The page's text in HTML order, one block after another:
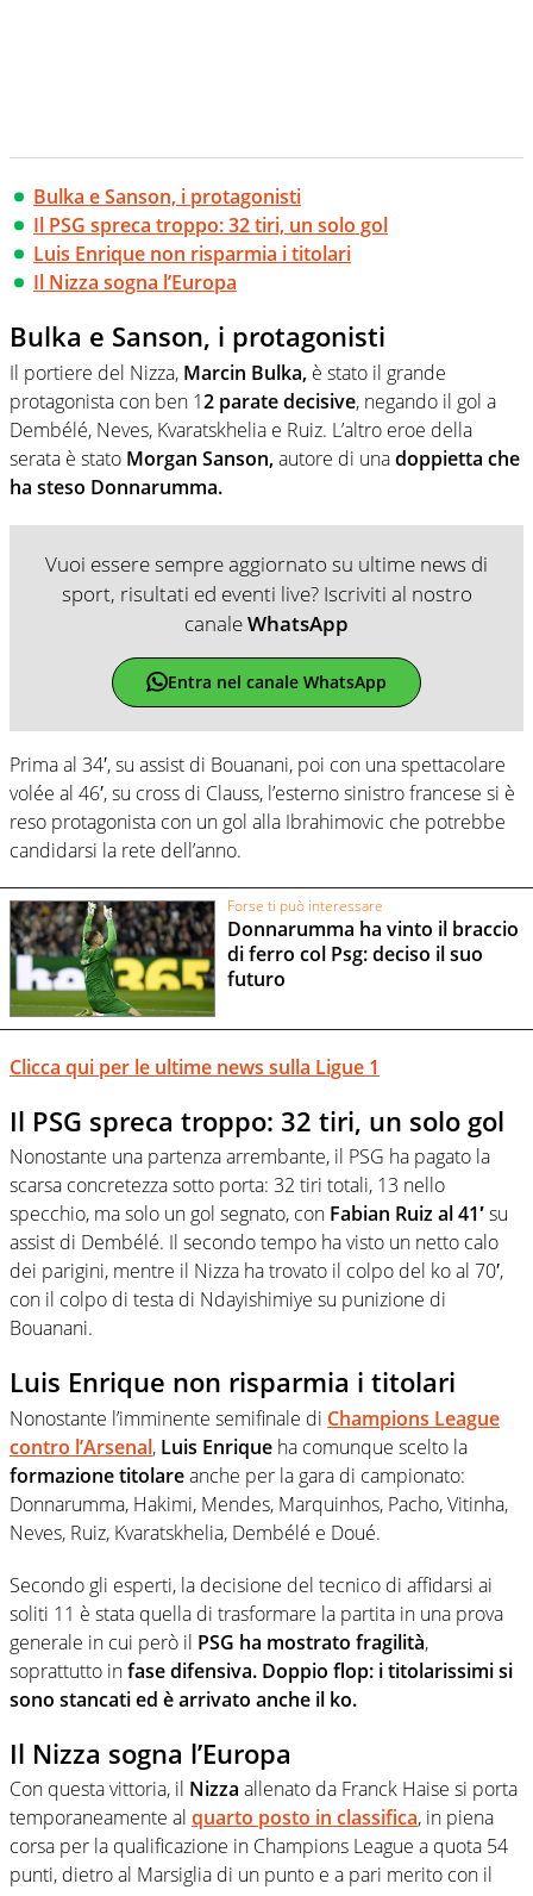
Bulka e Sanson, i protagonisti
Il PSG spreca troppo: 32 tiri, un solo gol
Luis Enrique non risparmia i titolari
Il Nizza sogna l’Europa
Bulka e Sanson, i protagonisti
Il portiere del Nizza, Marcin Bulka, è stato il grande
protagonista con ben 12 parate decisive, negando il gol a
Dembélé, Neves, Kvaratskhelia e Ruiz. L’altro eroe della
serata è stato Morgan Sanson,autore di unadoppietta che
ha steso Donnarumma.
Vuoi essere sempre aggiornato su ultime news di
sport, risultati ed eventi live? Iscriviti al nostro
canaleWhatsApp
Entra nel canale WhatsApp
Prima al 34′, su assist di Bouanani, poi con una spettacolare
volée al 46′, su cross di Clauss, l’esterno sinistro francese si è
reso protagonista con un gol alla Ibrahimovic che potrebbe
candidarsi la rete dell’anno.
Forse ti può interessare
Donnarumma ha vinto il braccio
di ferro col Psg: deciso il suo
futuro
Clicca qui per le ultime news sulla Ligue 1
Il PSG spreca troppo: 32 tiri, un solo gol
Nonostante una partenza arrembante, il PSG ha pagato la
scarsa concretezza sotto porta: 32 tiri totali, 13 nello
specchio, ma solo un gol segnato, con Fabian Ruiz al 41′su
assist di Dembélé. Il secondo tempo ha visto un netto calo
dei parigini, mentre il Nizza ha trovato il colpo del ko al 70′,
con il colpo di testa di Ndayishimiye su punizione di
Bouanani.
Luis Enrique non risparmia i titolari
Nonostante l’imminente semifinale di Champions League
contro l’Arsenal, Luis Enrique ha comunque scelto la
formazione titolareanche per la gara di campionato:
Donnarumma, Hakimi, Mendes, Marquinhos, Pacho, Vitinha,
Neves, Ruiz, Kvaratskhelia, Dembélé e Doué.
Secondo gli esperti, la decisione del tecnico di affidarsi ai
soliti 11 è stata quella di trasformare la partita in una prova
generale in cui però il PSG ha mostrato fragilità,
soprattutto infase difensiva. Doppio flop: i titolarissimi si
sono stancati ed è arrivato anche il ko.
Il Nizza sogna l’Europa
Con questa vittoria, il Nizza allenato da Franck Haise si porta
temporaneamente al quarto posto in classifica, in piena
corsa per la qualificazione in Champions League a quota 54
punti, dietro al Marsiglia di un punto e a pari merito con il